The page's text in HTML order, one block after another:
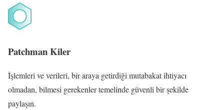
Patchman Kiler
İşlemleri ve verileri, bir araya getirdiği mutabakat ihtiyacı
olmadan, bilmesi gerekenler temelinde güvenli bir şekilde
paylaşın.